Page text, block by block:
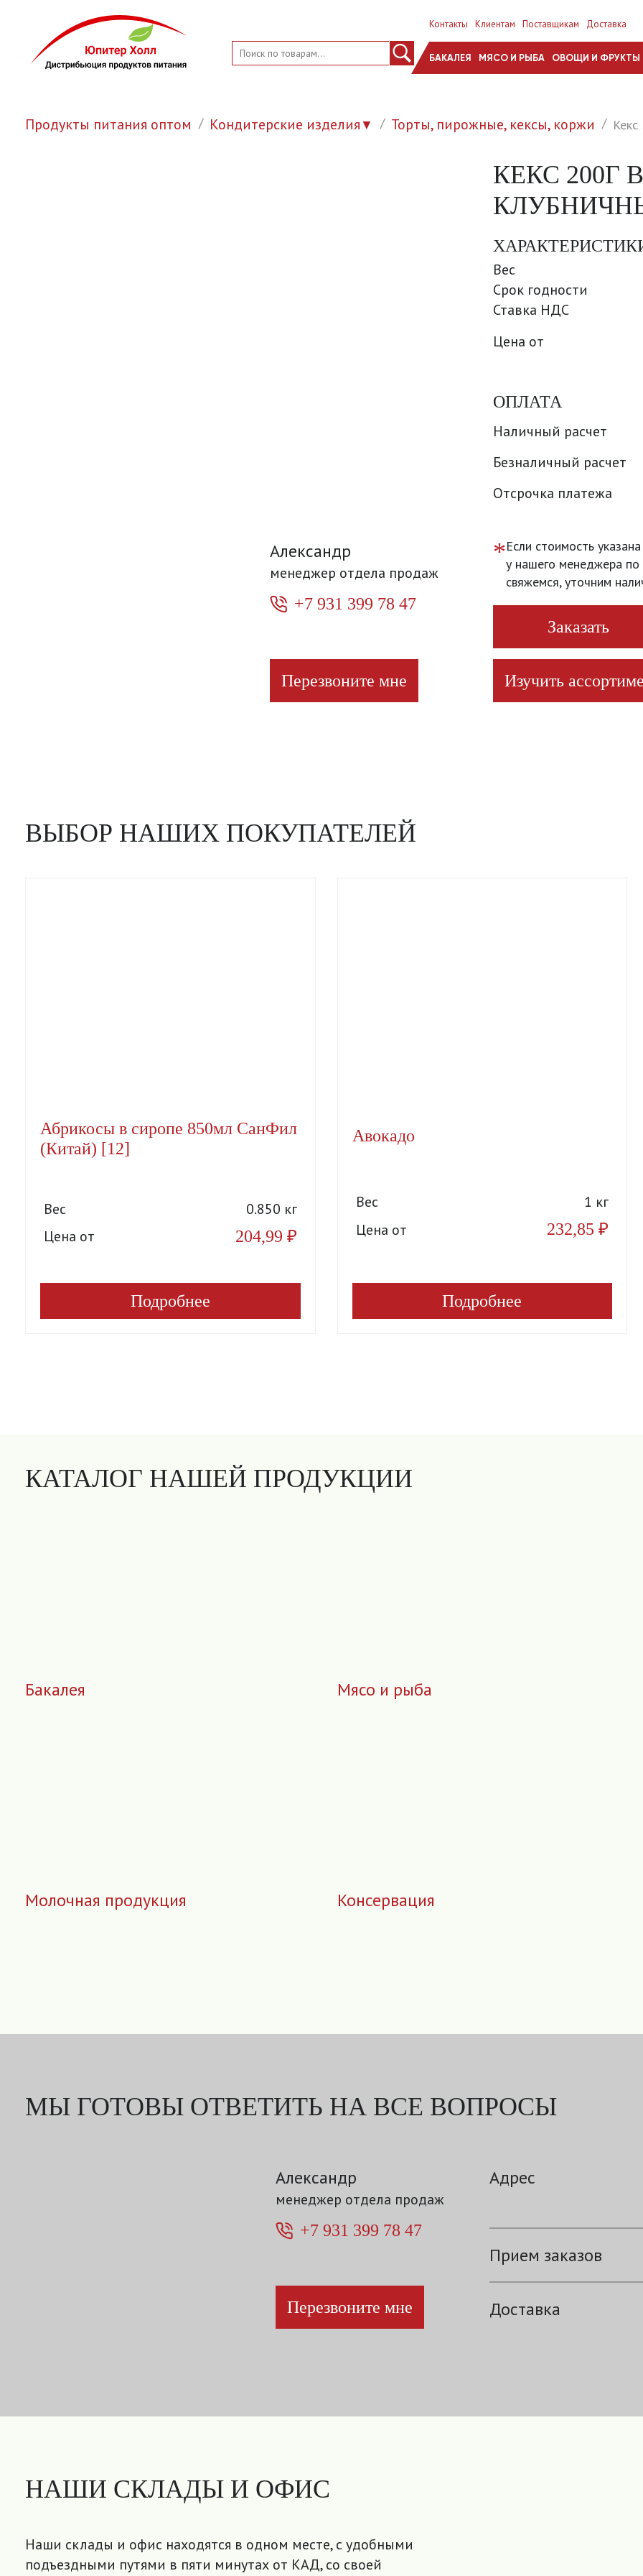
Контакты Клиентам Поставщикам Доставка
БАКАЛЕЯ МЯСО И РЫБА ОВОЩИ И ФРУКТЫ
Продукты питания оптом Кондитерские изделия▼ Торты, пирожные, кексы, коржи
Александр
менеджер отдела продаж
+7 931 399 78 47
Перезвоните мне
КЕКС 200Г
Вес
Срок годности
Ставка НДС
Цена от
ОПЛАТА
Наличный расчет
Безналичный расчет
Отсрочка платежа
*Если стоимость
у нашего менеджера по
свяжемся, уточним
Заказать
Изучить
ВЫБОР НАШИХ ПОКУПАТЕЛЕЙ
Абрикосы в сиропе 850мл СанФил
(Китай) [12]
Вес
0.850 кг
Цена от
204,99 ₽
Подробнее
Авокадо
Вес
1 кг
Цена от
232,85₽
Подробнее
КАТАЛОГ НАШЕЙ ПРОДУКЦИИ
Бакалея Мясо и рыба
Молочная продукция Консервация
МЫ ГОТОВЫ ОТВЕТИТЬ НА ВСЕ ВОПРОСЫ
Александр
менеджер отдела продаж
+7 931 399 78 47
Перезвоните мне
Адрес
Прием заказов
Доставка
НАШИ СКЛАДЫ И ОФИС
Наши склады и офис находятся в одном месте, с удобными
подъездными путями в пяти минутах от КАД, со своей